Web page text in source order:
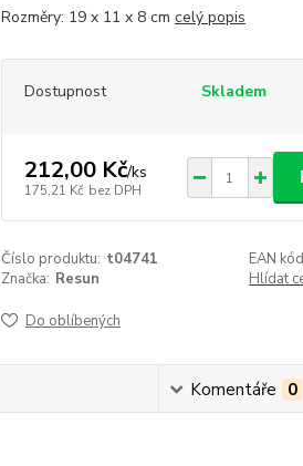
Rozměry: 19 x 11 x 8 cm celý popis
Dostupnost Skladem
212,00 Kč/ks
175,21 Kč bez DPH
Číslo produktu: t04741 EAN
Značka: Resun Hlídat
Do oblíbených
Komentáře 0